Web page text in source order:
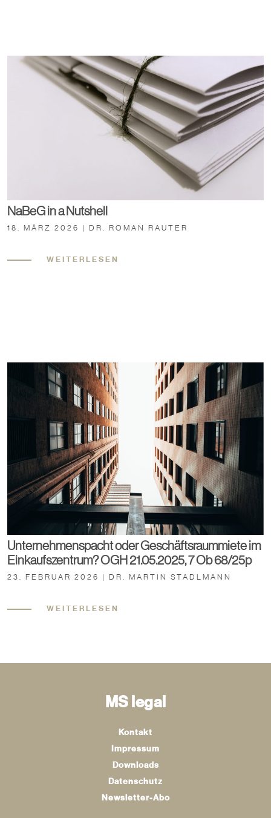
NaBeG in a Nutshell
18. MÄRZ 2026 | DR. ROMAN RAUTER
WEITERLESEN
Unternehmenspacht oder Geschäftsraummiete im
Einkaufszentrum? OGH 21.05.2025, 7 Ob 68/25p
23. FEBRUAR 2026 | DR. MARTIN STADLMANN
WEITERLESEN
MS legal
Kontakt
Impressum
Downloads
Datenschutz
Newsletter-Abo